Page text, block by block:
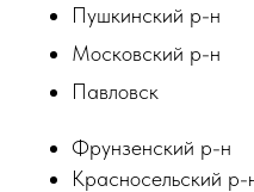
Пушкинский р-н
Московский р-н
Павловск
Фрунзенский р-н
Красносельский р-